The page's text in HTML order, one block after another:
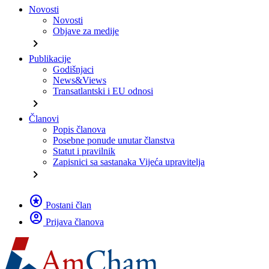
Novosti
Novosti
Objave za medije
chevron_right
Publikacije
Godišnjaci
News&Views
Transatlantski i EU odnosi
chevron_right
Članovi
Popis članova
Posebne ponude unutar članstva
Statut i pravilnik
Zapisnici sa sastanaka Vijeća upravitelja
chevron_right
stars Postani član
account_circle Prijava članova